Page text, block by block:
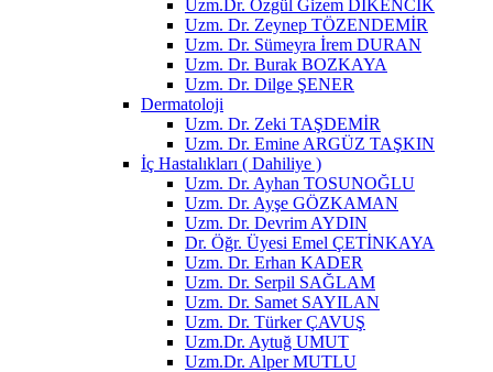
Uzm.Dr. Özgül Gizem DİKENCİK
Uzm. Dr. Zeynep TÖZENDEMİR
Uzm. Dr. Sümeyra İrem DURAN
Uzm. Dr. Burak BOZKAYA
Uzm. Dr. Dilge ŞENER
Dermatoloji
Uzm. Dr. Zeki TAŞDEMİR
Uzm. Dr. Emine ARGÜZ TAŞKIN
İç Hastalıkları ( Dahiliye )
Uzm. Dr. Ayhan TOSUNOĞLU
Uzm. Dr. Ayşe GÖZKAMAN
Uzm. Dr. Devrim AYDIN
Dr. Öğr. Üyesi Emel ÇETİNKAYA
Uzm. Dr. Erhan KADER
Uzm. Dr. Serpil SAĞLAM
Uzm. Dr. Samet SAYILAN
Uzm. Dr. Türker ÇAVUŞ
Uzm.Dr. Aytuğ UMUT
Uzm.Dr. Alper MUTLU